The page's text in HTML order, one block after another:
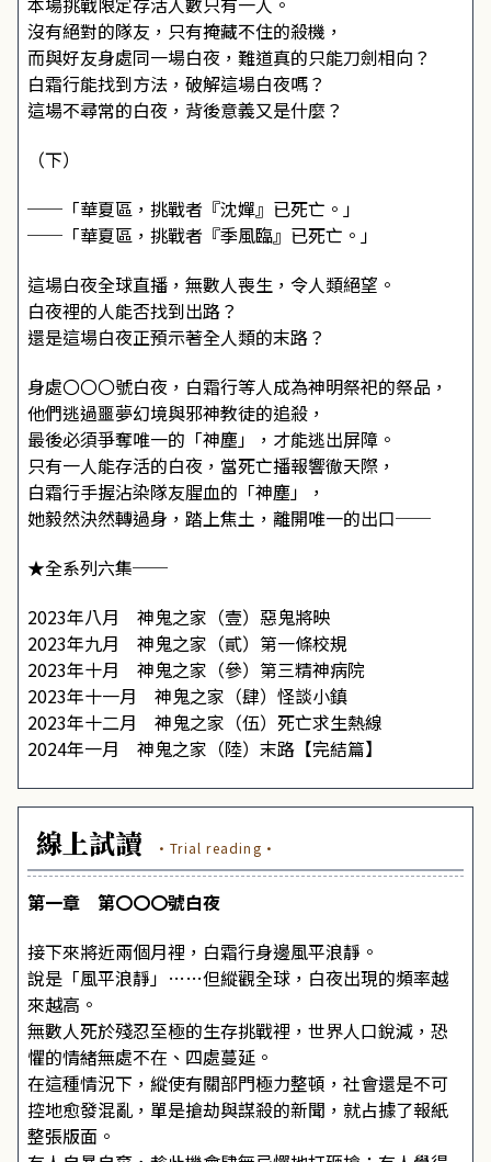
沒有絕對的隊友，只有掩藏不住的殺機，
而與好友身處同一場白夜，難道真的只能刀劍相向？
白霜行能找到方法，破解這場白夜嗎？
這場不尋常的白夜，背後意義又是什麼？
（下）
──「華夏區，挑戰者『沈嬋』已死亡。」
──「華夏區，挑戰者『季風臨』已死亡。」
這場白夜全球直播，無數人喪生，令人類絕望。
白夜裡的人能否找到出路？
還是這場白夜正預示著全人類的末路？
身處〇〇〇號白夜，白霜行等人成為神明祭祀的祭品，
他們逃過噩夢幻境與邪神教徒的追殺，
最後必須爭奪唯一的「神塵」，才能逃出屏障。
只有一人能存活的白夜，當死亡播報響徹天際，
白霜行手握沾染隊友腥血的「神塵」，
她毅然決然轉過身，踏上焦土，離開唯一的出口──
★全系列六集──
2023年八月 神鬼之家（壹）惡鬼將映
2023年九月 神鬼之家（貳）第一條校規
2023年十月 神鬼之家（參）第三精神病院
2023年十一月 神鬼之家（肆）怪談小鎮
2023年十二月 神鬼之家（伍）死亡求生熱線
2024年一月 神鬼之家（陸）末路【完結篇】
線上試讀 ·Trial reading·
第一章 第〇〇〇號白夜
接下來將近兩個月裡，白霜行身邊風平浪靜。
說是「風平浪靜」……但縱觀全球，白夜出現的頻率越
來越高。
無數人死於殘忍至極的生存挑戰裡，世界人口銳減，恐
懼的情緒無處不在、四處蔓延。
在這種情況下，縱使有關部門極力整頓，社會還是不可
控地愈發混亂，單是搶劫與謀殺的新聞，就占據了報紙
整張版面。